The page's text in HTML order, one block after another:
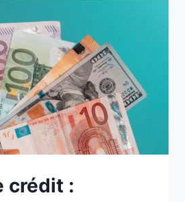
crédit :